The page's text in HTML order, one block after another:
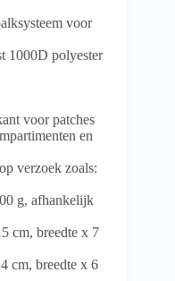
voor
1000D polyester
voor patches
en
verzoek zoals:
g, afhankelijk
cm, breedte x 7
cm, breedte x 6